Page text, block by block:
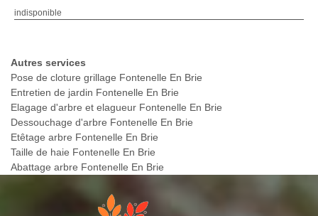
indisponible
Autres services
Pose de cloture grillage Fontenelle En Brie
Entretien de jardin Fontenelle En Brie
Elagage d'arbre et elagueur Fontenelle En Brie
Dessouchage d'arbre Fontenelle En Brie
Etêtage arbre Fontenelle En Brie
Taille de haie Fontenelle En Brie
Abattage arbre Fontenelle En Brie